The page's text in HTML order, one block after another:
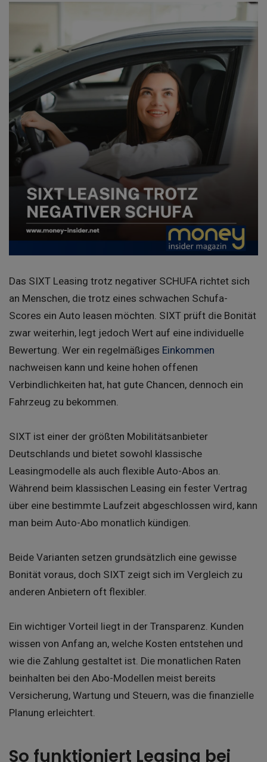
Das SIXT Leasing trotz negativer SCHUFA richtet sich
an Menschen, die trotz eines schwachen Schufa-
Scores ein Auto leasen möchten. SIXT prüft die Bonität
zwar weiterhin, legt jedoch Wert auf eine individuelle
Bewertung. Wer ein regelmäßiges Einkommen
nachweisen kann und keine hohen offenen
Verbindlichkeiten hat, hat gute Chancen, dennoch ein
Fahrzeug zu bekommen.
SIXT ist einer der größten Mobilitätsanbieter
Deutschlands und bietet sowohl klassische
Leasingmodelle als auch flexible Auto-Abos an.
Während beim klassischen Leasing ein fester Vertrag
über eine bestimmte Laufzeit abgeschlossen wird, kann
man beim Auto-Abo monatlich kündigen.
Beide Varianten setzen grundsätzlich eine gewisse
Bonität voraus, doch SIXT zeigt sich im Vergleich zu
anderen Anbietern oft flexibler.
Ein wichtiger Vorteil liegt in der Transparenz. Kunden
wissen von Anfang an, welche Kosten entstehen und
wie die Zahlung gestaltet ist. Die monatlichen Raten
beinhalten bei den Abo-Modellen meist bereits
Versicherung, Wartung und Steuern, was die finanzielle
Planung erleichtert.
So funktioniert Leasing bei